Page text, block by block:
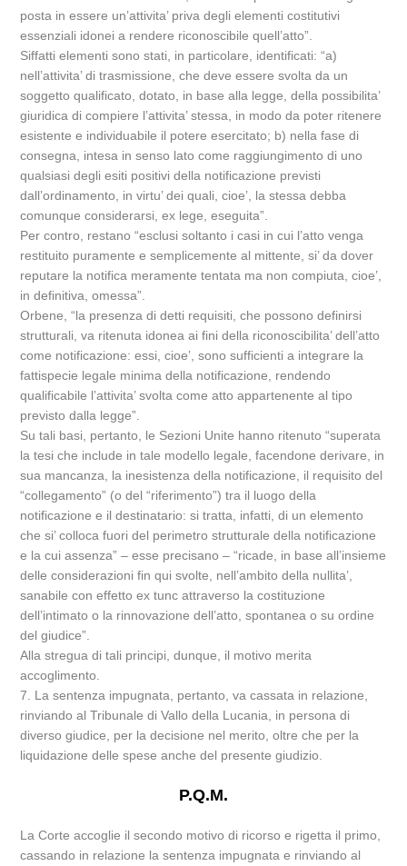
posta in essere un’attivita’ priva degli elementi costitutivi
essenziali idonei a rendere riconoscibile quell’atto”.
Siffatti elementi sono stati, in particolare, identificati: “a)
nell’attivita’ di trasmissione, che deve essere svolta da un
soggetto qualificato, dotato, in base alla legge, della possibilita’
giuridica di compiere l’attivita’ stessa, in modo da poter ritenere
esistente e individuabile il potere esercitato; b) nella fase di
consegna, intesa in senso lato come raggiungimento di uno
qualsiasi degli esiti positivi della notificazione previsti
dall’ordinamento, in virtu’ dei quali, cioe’, la stessa debba
comunque considerarsi, ex lege, eseguita”.
Per contro, restano “esclusi soltanto i casi in cui l’atto venga
restituito puramente e semplicemente al mittente, si’ da dover
reputare la notifica meramente tentata ma non compiuta, cioe’,
in definitiva, omessa”.
Orbene, “la presenza di detti requisiti, che possono definirsi
strutturali, va ritenuta idonea ai fini della riconoscibilita’ dell’atto
come notificazione: essi, cioe’, sono sufficienti a integrare la
fattispecie legale minima della notificazione, rendendo
qualificabile l’attivita’ svolta come atto appartenente al tipo
previsto dalla legge”.
Su tali basi, pertanto, le Sezioni Unite hanno ritenuto “superata
la tesi che include in tale modello legale, facendone derivare, in
sua mancanza, la inesistenza della notificazione, il requisito del
“collegamento” (o del “riferimento”) tra il luogo della
notificazione e il destinatario: si tratta, infatti, di un elemento
che si’ colloca fuori del perimetro strutturale della notificazione
e la cui assenza” – esse precisano – “ricade, in base all’insieme
delle considerazioni fin qui svolte, nell’ambito della nullita’,
sanabile con effetto ex tunc attraverso la costituzione
dell’intimato o la rinnovazione dell’atto, spontanea o su ordine
del giudice”.
Alla stregua di tali principi, dunque, il motivo merita
accoglimento.
7. La sentenza impugnata, pertanto, va cassata in relazione,
rinviando al Tribunale di Vallo della Lucania, in persona di
diverso giudice, per la decisione nel merito, oltre che per la
liquidazione delle spese anche del presente giudizio.
P.Q.M.
La Corte accoglie il secondo motivo di ricorso e rigetta il primo,
cassando in relazione la sentenza impugnata e rinviando al